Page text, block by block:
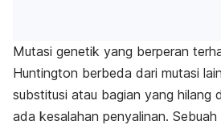
Mutasi genetik yang berperan
Huntington berbeda dari mutasi
substitusi atau bagian yang hilang
ada kesalahan penyalinan.